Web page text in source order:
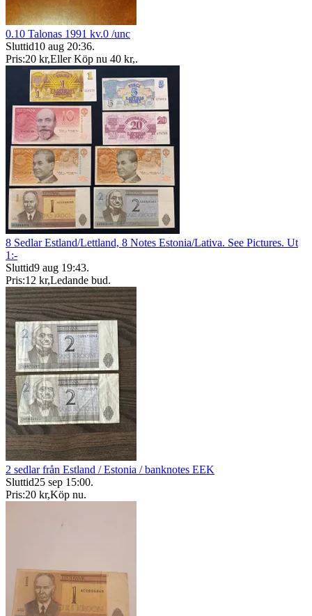
0.10 Talonas 1991 kv.0 /unc
Sluttid10 aug 20:36.
Pris:20 kr,Eller Köp nu 40 kr,.
8 Sedlar Estland/Lettland, 8 Notes Estonia/Lativa. See Pictures. Ut
1:-
Sluttid9 aug 19:43.
Pris:12 kr,Ledande bud.
2 sedlar från Estland / Estonia / banknotes EEK
Sluttid25 sep 15:00.
Pris:20 kr,Köp nu.